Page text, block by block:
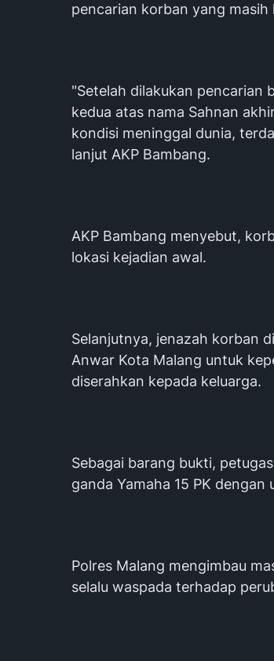
pencarian korban yang masih
"Setelah dilakukan pencarian
kedua atas nama Sahnan
kondisi meninggal dunia,
lanjut AKP Bambang.
AKP Bambang menyebut,
lokasi kejadian awal.
Selanjutnya, jenazah korban
Anwar Kota Malang untuk
diserahkan kepada keluarga.
Sebagai barang bukti,
ganda Yamaha 15 PK
Polres Malang mengimbau
selalu waspada terhadap